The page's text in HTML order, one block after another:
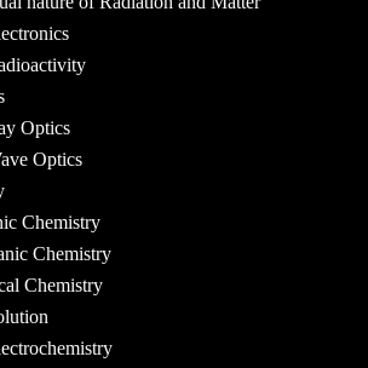
Optics
Optics
Chemistry
Chemistry
Chemistry